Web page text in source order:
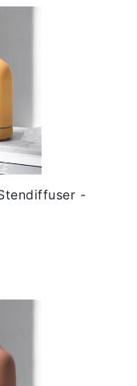
-